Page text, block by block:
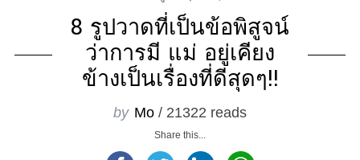
8 รูปวาดที่เป็นข้อพิสูจน์
ว่าการมี แม่ อยู่เคียง
ข้างเป็นเรื่องที่ดีสุดๆ!!
by Mo / 21322 reads
Share this...